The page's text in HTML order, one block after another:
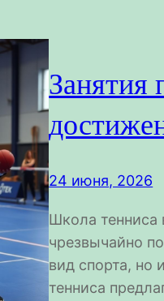
Занятия
24 июня, 2026
Школа тенниса
чрезвычайно
вид спорта, но
тенниса